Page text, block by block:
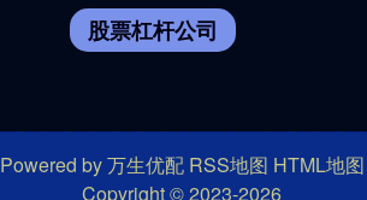
股票杠杆公司
Powered by万生优配 RSS地图 HTML地图
Copyright© 2023-2026